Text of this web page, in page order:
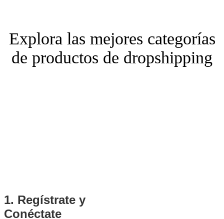
Explora las mejores categorías
de productos de dropshipping
1. Regístrate y
Conéctate